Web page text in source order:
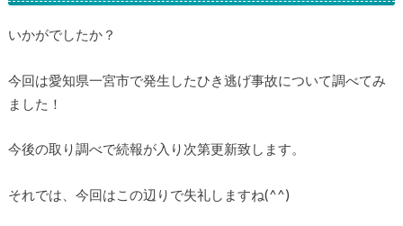
いかがでしたか？
今回は愛知県一宮市で発生したひき逃げ事故について調べてみ
ました！
今後の取り調べで続報が入り次第更新致します。
それでは、今回はこの辺りで失礼しますね(^^)